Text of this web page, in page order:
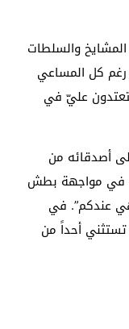
والسلطات
رغم كل المساعي
عليّ في
أصدقائه من
في مواجهة بطش
هي عندكم”. في
تستثني أحداً من